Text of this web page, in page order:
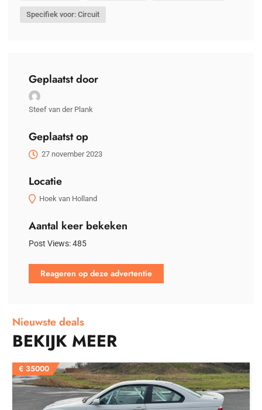
Specifiek voor: Circuit
Geplaatst door
Steef van der Plank
Geplaatst op
27 november 2023
Locatie
Hoek van Holland
Aantal keer bekeken
Post Views:485
Reageren op deze advertentie
Nieuwste deals
BEKIJK MEER
€ 35000